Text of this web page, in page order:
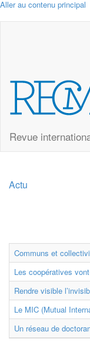
Aller au contenu principal
Revue
Actu
Communs et
Les coopératives
Rendre visible
Le MIC (Mutual
Un réseau de